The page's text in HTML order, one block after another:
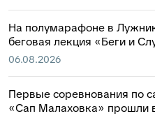
На полумарафоне в
беговая лекция «Беги и
06.08.2026
Первые соревнования по
«Сап Малаховка» прошли